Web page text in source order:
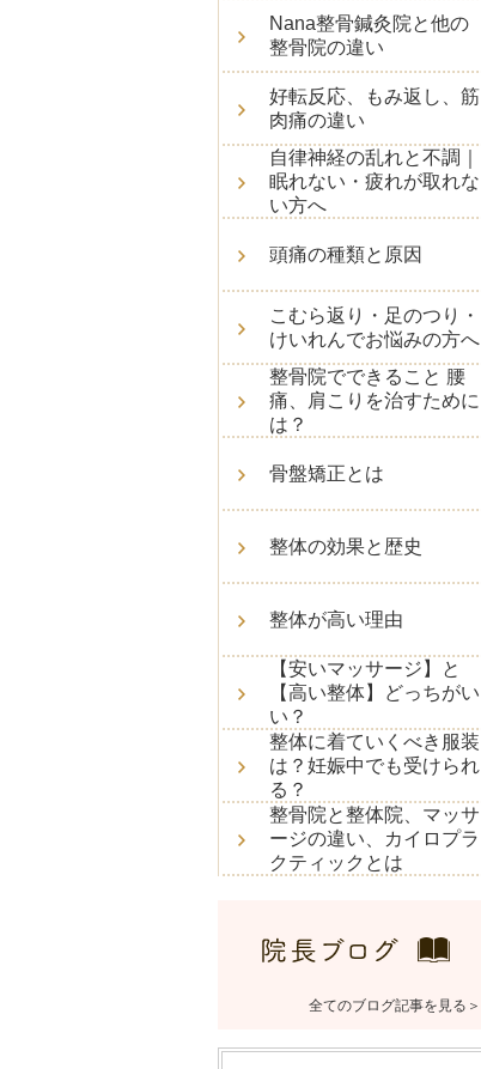
Nana整骨鍼灸院と他の
整骨院の違い
好転反応、もみ返し、筋
肉痛の違い
自律神経の乱れと不調｜
眠れない・疲れが取れな
い方へ
頭痛の種類と原因
こむら返り・足のつり・
けいれんでお悩みの方へ
整骨院でできること 腰
痛、肩こりを治すために
は？
骨盤矯正とは
整体の効果と歴史
整体が高い理由
【安いマッサージ】と
【高い整体】どっちがい
い？
整体に着ていくべき服装
は？妊娠中でも受けられ
る？
整骨院と整体院、マッサ
ージの違い、カイロプラ
クティックとは
全てのブログ記事を見る＞